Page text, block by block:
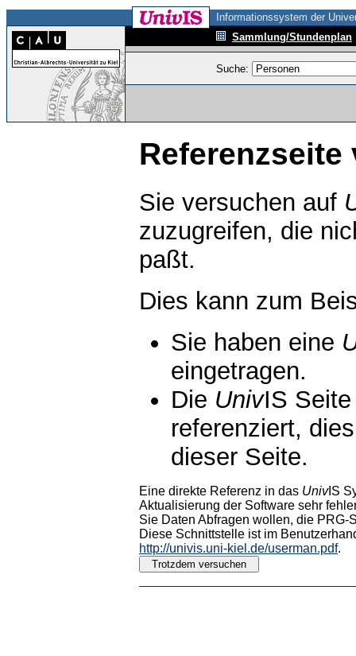
Informationssystem der
Sammlung/Stundenplan
Suche:
Referenzseite
Sie versuchen auf
zuzugreifen, die
paßt.
Dies kann zum
Sie haben eine
eingetragen.
Die UnivIS
referenziert,
dieser Seite.
Eine direkte Referenz in das UnivIS
Aktualisierung der Software sehr
Sie Daten Abfragen wollen, die PRG-
Diese Schnittstelle ist im
http://univis.uni-kiel.de/userman.pdf.